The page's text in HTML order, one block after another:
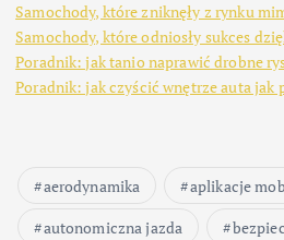
Samochody, które zniknęły z rynku
Samochody, które odniosły sukces
Poradnik: jak tanio naprawić drobne
Poradnik: jak czyścić wnętrze auta jak
aerodynamika
aplikacje
autonomiczna jazda